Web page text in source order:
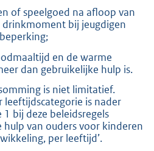
of speelgoed na afloop van
bij jeugdigen
en de warme
dan gebruikelijke hulp is.
is niet limitatief.
leeftijdscategorie is nader
bij deze beleidsregels
hulp van ouders voor kinderen
per leeftijd’.